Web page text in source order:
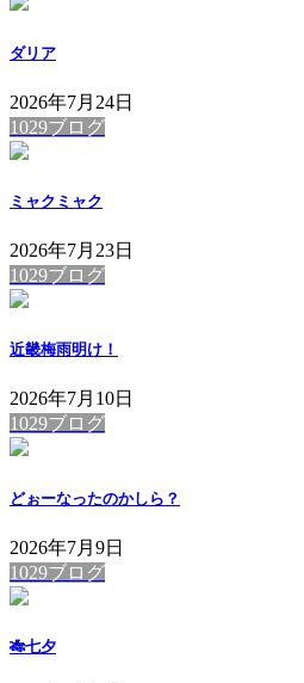
ダリア
2026年7月24日
1029ブログ
ミャクミャク
2026年7月23日
1029ブログ
近畿梅雨明け！
2026年7月10日
1029ブログ
どぉーなったのかしら？
2026年7月9日
1029ブログ
🎋七夕